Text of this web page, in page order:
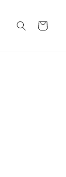
Panier